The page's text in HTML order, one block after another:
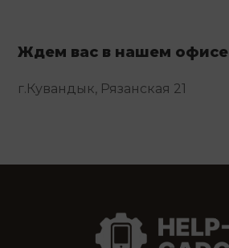
Ждем вас в нашем офисе
г.Кувандык, Рязанская 21